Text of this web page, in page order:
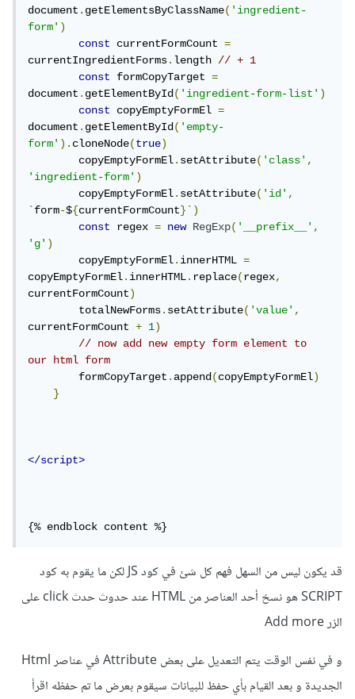
document.getElementsByClassName('ingredient-
form')
const
currentFormCount =
currentIngredientForms.length // + 1
const
formCopyTarget =
document.getElementById('ingredient-form-list')
const
copyEmptyFormEl =
document.getElementById('empty-
form').cloneNode(true)
        copyEmptyFormEl
.setAttribute('class',
'ingredient-form')
        copyEmptyFormEl
.setAttribute('id',
`form-${currentFormCount}`)
const
regex = new RegExp('__prefix__',
'g')
        copyEmptyFormEl
.innerHTML =
copyEmptyFormEl.innerHTML.replace(regex,
currentFormCount)
        totalNewForms
.setAttribute('value',
currentFormCount + 1)
// now add new empty form element to
our html form
        formCopyTarget
.append(copyEmptyFormEl)
}
</script>
{% endblock content %}
قد يكون ليس من السهل فهم كل شئ في كود JS لكن ما يقوم به كود
SCRIPT هو نسخ أحد العناصر من HTML عند حدوث حدث click على
الزر Add more
و في نفس الوقت يتم التعديل على بعض Attribute في عناصر Html
الجديدة و بعد القيام بأي حفظ للبيانات سيقوم بعرض ما تم حفظه اقرأ